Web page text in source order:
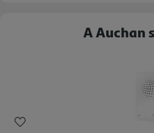
A Auchan